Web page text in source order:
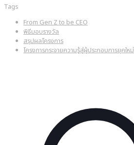
Tags
From Gen Z to be CEO
พิธีมอบรางวัล
สรุปผลโครงการ
โครงการกระจายความรู้สู่ผู้ประกอบการยุคใหม่